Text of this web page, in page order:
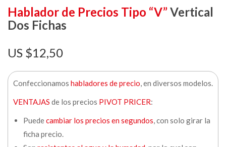
Hablador de Precios Tipo “V”Vertical
Dos Fichas
$12,50
Confeccionamos habladores de precio, en diversos modelos.
VENTAJAS de los precios PIVOT PRICER:
Puedecambiar los precios en segundos, con solo girar la
ficha precio.